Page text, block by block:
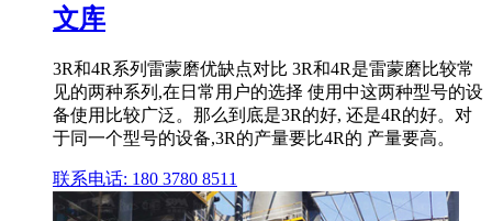
文库
3R和4R系列雷蒙磨优缺点对比 3R和4R是雷蒙磨比较常
见的两种系列,在日常用户的选择 使用中这两种型号的设
备使用比较广泛。那么到底是3R的好, 还是4R的好。对
于同一个型号的设备,3R的产量要比4R的 产量要高。
联系电话: 180 3780 8511